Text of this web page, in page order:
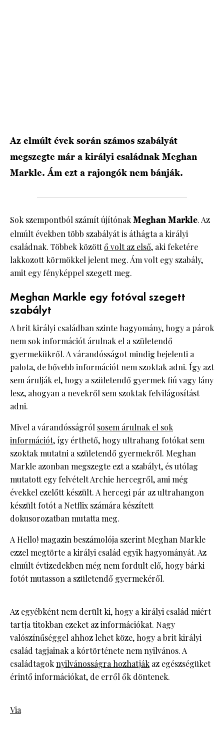
Az elmúlt évek során számos szabályát
megszegte már a királyi családnak Meghan
Markle. Ám ezt a rajongók nem bánják.
Sok szempontból számít újítónakMeghan Markle. Az
elmúlt években több szabályát is áthágta a királyi
családnak. Többek közöttő volt az első, aki feketére
lakkozott körmökkel jelent meg. Ám volt egy szabály,
amit egy fényképpel szegett meg.
Meghan Markle egy fotóval szegett
szabályt
A brit királyi családban szinte hagyomány, hogy a párok
nem sok információt árulnak el a születendő
gyermekükről. A várandósságot mindig bejelenti a
palota, de bővebb információt nem szoktak adni. Így azt
sem árulják el, hogy a születendő gyermek fiú vagy lány
lesz, ahogyan a nevekről sem szoktak felvilágosítást
adni.
Mivel a várandósságról sosem árulnak el sok
információt, így érthető, hogy ultrahang fotókat sem
szoktak mutatni a születendő gyermekről. Meghan
Markle azonban megszegte ezt a szabályt, és utólag
mutatott egy felvételt Archie hercegről, ami még
évekkel ezelőtt készült. A hercegi pár az ultrahangon
készült fotót a Netflix számára készített
dokusorozatban mutatta meg.
A Hello! magazin beszámolója szerint Meghan Markle
ezzel megtörte a királyi család egyik hagyományát. Az
elmúlt évtizedekben még nem fordult elő, hogy bárki
fotót mutasson a születendő gyermekéről.
Az egyébként nem derült ki, hogy a királyi család miért
tartja titokban ezeket az információkat. Nagy
valószínűséggel ahhoz lehet köze, hogy a brit királyi
család tagjainak a kórtörténete nem nyilvános. A
családtagoknyilvánosságra hozhatják az egészségüket
érintő információkat, de erről ők döntenek.
Via